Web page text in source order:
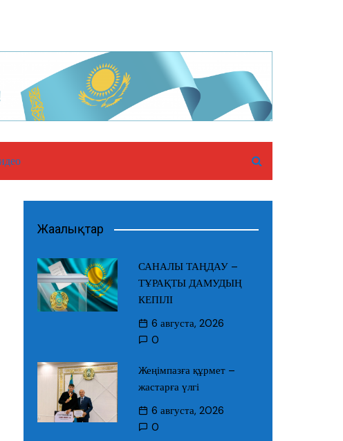
Жаңалықтар
САНАЛЫ ТАҢДАУ –
ТҰРАҚТЫ ДАМУДЫҢ
КЕПІЛІ
6 августа, 2026
0
Жеңімпазға құрмет –
жастарға үлгі
6 августа, 2026
0